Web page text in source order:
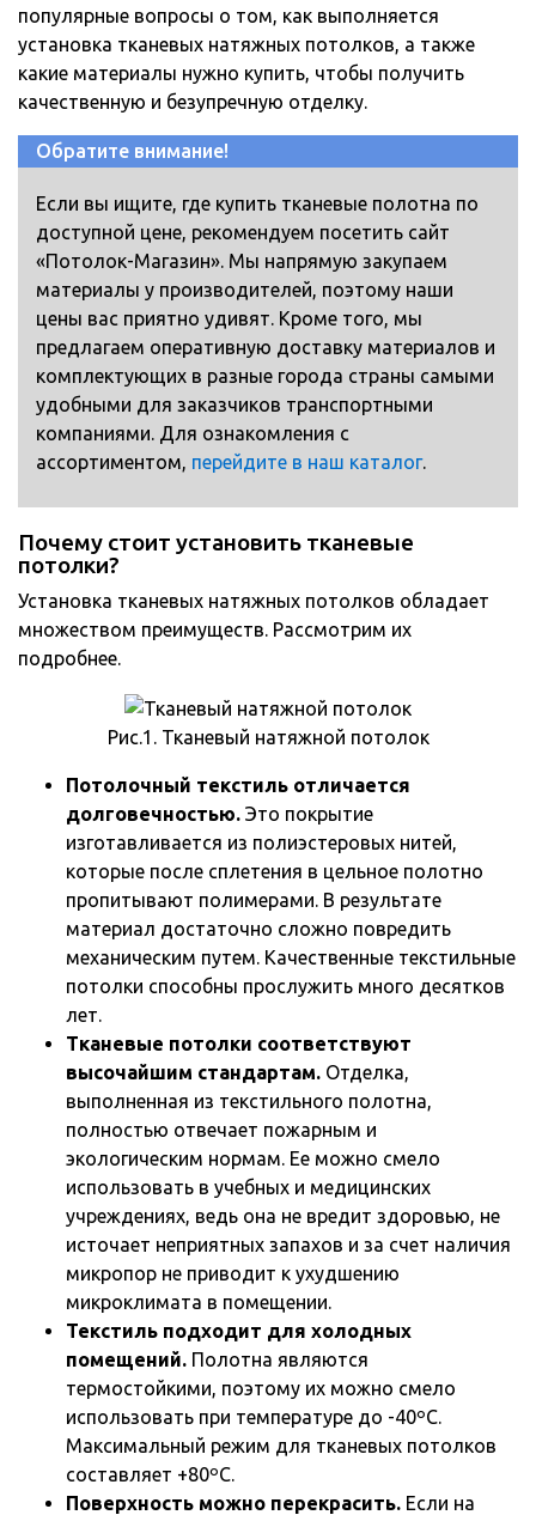
популярные вопросы о том, как выполняется
установка тканевых натяжных потолков, а также
какие материалы нужно купить, чтобы получить
качественную и безупречную отделку.
Обратите внимание!
Если вы ищите, где купить тканевые полотна по
доступной цене, рекомендуем посетить сайт
«Потолок-Магазин». Мы напрямую закупаем
материалы у производителей, поэтому наши
цены вас приятно удивят. Кроме того, мы
предлагаем оперативную доставку материалов и
комплектующих в разные города страны самыми
удобными для заказчиков транспортными
компаниями. Для ознакомления с
ассортиментом, перейдите в наш каталог.
Почему стоит установить тканевые
потолки?
Установка тканевых натяжных потолков обладает
множеством преимуществ. Рассмотрим их
подробнее.
Рис.1. Тканевый натяжной потолок
Потолочный текстиль отличается
долговечностью. Это покрытие
изготавливается из полиэстеровых нитей,
которые после сплетения в цельное полотно
пропитывают полимерами. В результате
материал достаточно сложно повредить
механическим путем. Качественные текстильные
потолки способны прослужить много десятков
лет.
Тканевые потолки соответствуют
высочайшим стандартам. Отделка,
выполненная из текстильного полотна,
полностью отвечает пожарным и
экологическим нормам. Ее можно смело
использовать в учебных и медицинских
учреждениях, ведь она не вредит здоровью, не
источает неприятных запахов и за счет наличия
микропор не приводит к ухудшению
микроклимата в помещении.
Текстиль подходит для холодных
помещений. Полотна являются
термостойкими, поэтому их можно смело
использовать при температуре до -40ºС.
Максимальный режим для тканевых потолков
составляет +80ºС.
Поверхность можно перекрасить. Если на